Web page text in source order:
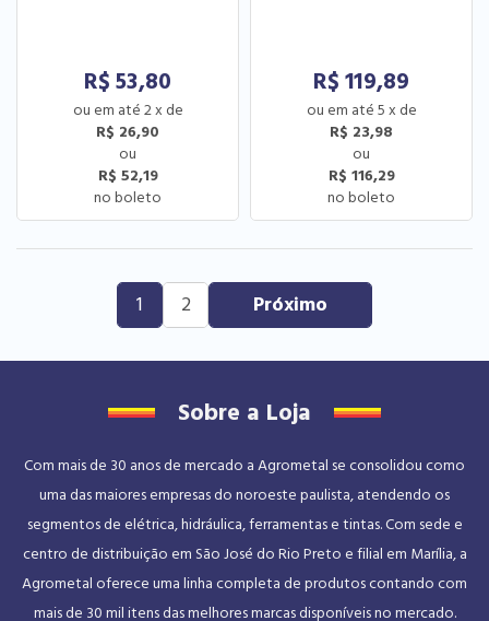
R$ 53,80
2x de
R$ 26,90
R$ 52,19
R$ 119,89
5 x de
R$ 23,98
R$ 116,29
1 2
Sobre a Loja
Com mais de 30 anos de mercado a Agrometal se consolidou como
uma das maiores empresas do noroeste paulista, atendendo os
segmentos de elétrica, hidráulica, ferramentas e tintas. Com sede e
centro de distribuição em São José do Rio Preto e filial em Marília, a
Agrometal oferece uma linha completa de produtos contando com
mais de 30 mil itens das melhores marcas disponíveis no mercado.